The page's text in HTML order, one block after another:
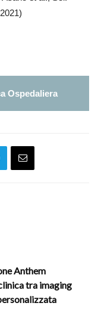
Ospedaliera
Anthem
tra imaging